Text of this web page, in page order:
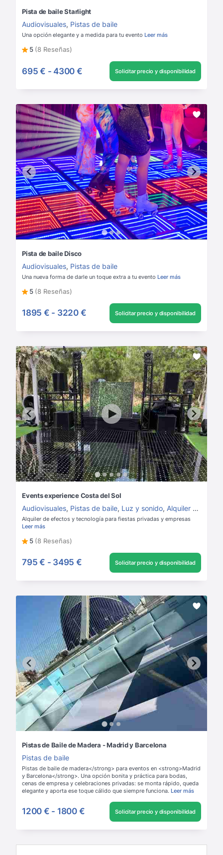
Pista de baile Starlight
Audiovisuales, Pistas de baile
Una opción elegante y a medida para tu evento Leer más
5 (8 Reseñas)
695 € - 4300 € Solicitar precio y disponibilidad
Pista de baile Disco
Audiovisuales, Pistas de baile
Una nueva forma de darle un toque extra a tu evento Leer más
5 (8 Reseñas)
1895 € - 3220 € Solicitar precio y disponibilidad
Events experience Costa del Sol
Audiovisuales, Pistas de baile, Luz y sonido, Alquiler de luz y sonido
Alquiler de efectos y tecnología para fiestas privadas y empresas
Leer más
5 (8 Reseñas)
795 € - 3495 € Solicitar precio y disponibilidad
Pistas de Baile de Madera - Madrid y Barcelona
Pistas de baile
Pistas de baile de madera</strong> para eventos en <strong>Madrid
y Barcelona</strong>. Una opción bonita y práctica para bodas,
cenas de empresa y celebraciones privadas: se monta rápido, queda
elegante y aporta ese toque cálido que siempre funciona. Leer más
1200 € - 1800 € Solicitar precio y disponibilidad